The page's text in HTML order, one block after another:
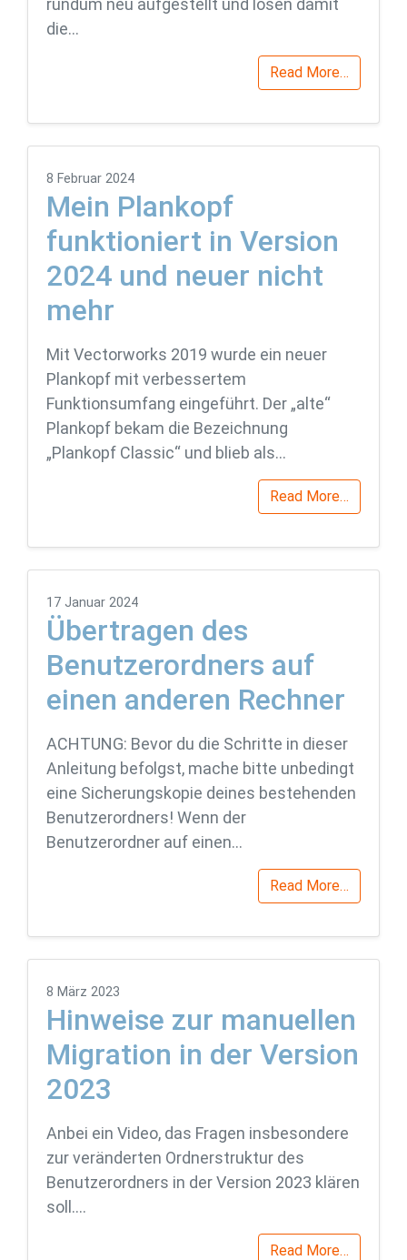
rundum neu aufgestellt und lösen damit
die…
Read More…
8 Februar 2024
Mein Plankopf
funktioniert in Version
2024 und neuer nicht
mehr
Mit Vectorworks 2019 wurde ein neuer
Plankopf mit verbessertem
Funktionsumfang eingeführt. Der „alte“
Plankopf bekam die Bezeichnung
„Plankopf Classic“ und blieb als…
Read More…
17 Januar 2024
Übertragen des
Benutzerordners auf
einen anderen Rechner
ACHTUNG: Bevor du die Schritte in dieser
Anleitung befolgst, mache bitte unbedingt
eine Sicherungskopie deines bestehenden
Benutzerordners! Wenn der
Benutzerordner auf einen…
Read More…
8 März 2023
Hinweise zur manuellen
Migration in der Version
2023
Anbei ein Video, das Fragen insbesondere
zur veränderten Ordnerstruktur des
Benutzerordners in der Version 2023 klären
soll….
Read More…